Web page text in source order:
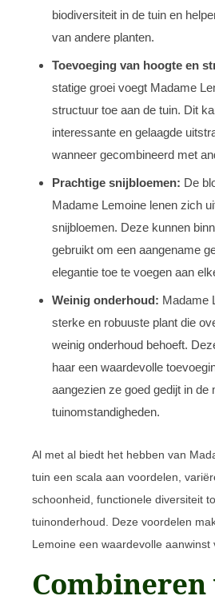
biodiversiteit in de tuin en
van andere planten.
Toevoeging van hoogte en
statige groei voegt Madame
structuur toe aan de tuin. Dit
interessante en gelaagde
wanneer gecombineerd met
Prachtige snijbloemen: De
Madame Lemoine lenen zich
snijbloemen. Deze kunnen
gebruikt om een aangename
elegantie toe te voegen aan
Weinig onderhoud: Madame
sterke en robuuste plant die
weinig onderhoud behoeft.
haar een waardevolle
aangezien ze goed gedijt in de
tuinomstandigheden.
Al met al biedt het hebben van
tuin een scala aan voordelen,
schoonheid, functionele diversiteit
tuinonderhoud. Deze voordelen
Lemoine een waardevolle aanwinst
Combineren